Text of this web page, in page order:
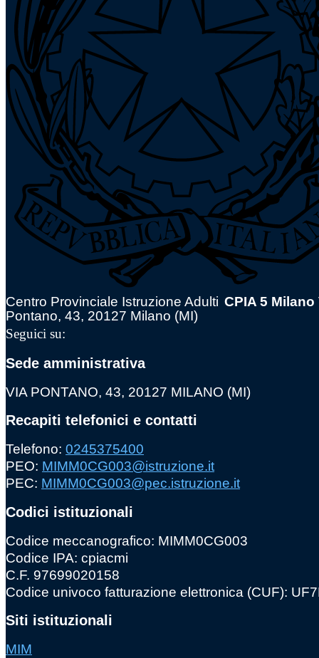
Centro Provinciale Istruzione Adulti CPIA 5 Milano
Pontano, 43, 20127 Milano (MI)
Seguici su:
Sede amministrativa
VIA PONTANO, 43, 20127 MILANO (MI)
Recapiti telefonici e contatti
Telefono: 0245375400
PEO: MIMM0CG003@istruzione.it
PEC: MIMM0CG003@pec.istruzione.it
Codici istituzionali
Codice meccanografico: MIMM0CG003
Codice IPA: cpiacmi
C.F. 97699020158
Codice univoco fatturazione elettronica (CUF):
Siti istituzionali
MIM